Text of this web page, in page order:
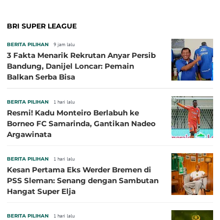
BRI SUPER LEAGUE
BERITA PILIHAN 9 jam lalu
3 Fakta Menarik Rekrutan Anyar Persib
Bandung, Danijel Loncar: Pemain
Balkan Serba Bisa
BERITA PILIHAN 1 hari lalu
Resmi! Kadu Monteiro Berlabuh ke
Borneo FC Samarinda, Gantikan Nadeo
Argawinata
BERITA PILIHAN 1 hari lalu
Kesan Pertama Eks Werder Bremen di
PSS Sleman: Senang dengan Sambutan
Hangat Super Elja
BERITA PILIHAN 1 hari lalu